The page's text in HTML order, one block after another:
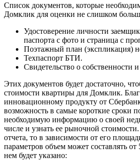
Список документов, которые
Домклик для оценки не слишком
Удостоверение личности
паспорта с фото и страница с
Поэтажный план (экспликация)
Техпаспорт БТИ.
Свидетельство о собственности
Этих документов будет достаточно,
стоимости квартиры для Домклик.
инновационному продукту от
возможность в самые короткие сроки
необходимую информацию о своей
числе и узнать ее рыночной стоимости.
отчета, то в зависимости от его
параметров объем может составлять
нем будет указано: